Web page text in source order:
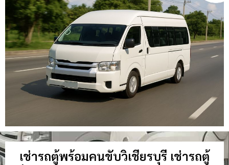
เช่ารถตู้พร้อมคนขับวิเชียรบุรี เช่ารถตู้